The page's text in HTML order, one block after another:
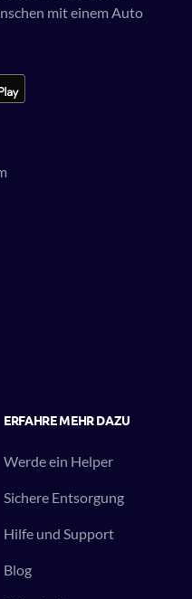
mit einem Auto
ERFAHRE MEHR DAZU
Werde ein Helper
Sichere Entsorgung
Hilfe und Support
Blog